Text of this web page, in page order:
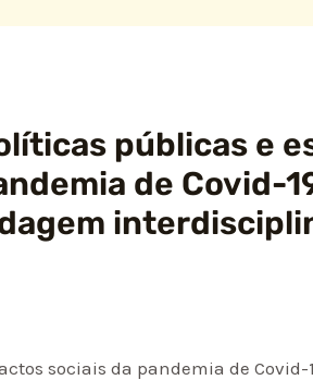
públicas e
de Covid-
sociais da pandemia de